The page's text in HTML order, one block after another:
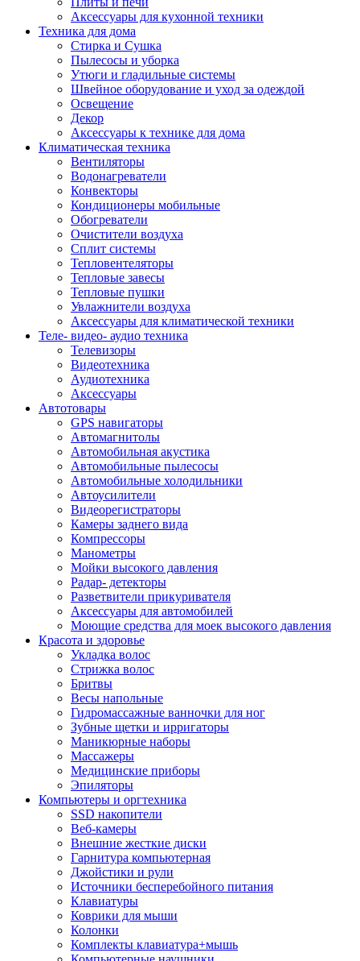
Аксессуары для кухонной техники
Техника для дома
Стирка и Сушка
Пылесосы и уборка
Утюги и гладильные системы
Швейное оборудование и уход за одеждой
Освещение
Декор
Аксессуары к технике для дома
Климатическая техника
Вентиляторы
Водонагреватели
Конвекторы
Кондиционеры мобильные
Обогреватели
Очистители воздуха
Сплит системы
Тепловентеляторы
Тепловые завесы
Тепловые пушки
Увлажнители воздуха
Аксессуары для климатической техники
Теле- видео- аудио техника
Телевизоры
Видеотехника
Аудиотехника
Аксессуары
Автотовары
GPS навигаторы
Автомагнитолы
Автомобильная акустика
Автомобильные пылесосы
Автомобильные холодильники
Автоусилители
Видеорегистраторы
Камеры заднего вида
Компрессоры
Манометры
Мойки высокого давления
Радар- детекторы
Разветвители прикуривателя
Аксессуары для автомобилей
Моющие средства для моек высокого давления
Красота и здоровье
Укладка волос
Стрижка волос
Бритвы
Весы напольные
Гидромассажные ванночки для ног
Зубные щетки и ирригаторы
Маникюрные наборы
Массажеры
Медицинские приборы
Эпиляторы
Компьютеры и оргтехника
SSD накопители
Веб-камеры
Внешние жесткие диски
Гарнитура компьютерная
Джойстики и рули
Источники бесперебойного питания
Клавиатуры
Коврики для мыши
Колонки
Комплекты клавиатура+мышь